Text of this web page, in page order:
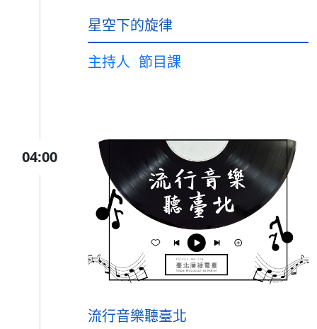
星空下的旋律
主持人 節目課
04:00
流行音樂聽臺北